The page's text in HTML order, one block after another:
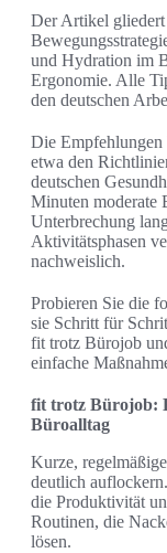
Der Artikel gliedert
und Hydration im
Ergonomie. Alle
den deutschen
Die Empfehlungen
etwa den
deutschen
Minuten moderate
Unterbrechung
Aktivitätsphasen
nachweislich.
Probieren Sie die
sie Schritt für
fit trotz Bürojob
einfache
fit trotz Bürojob:
Büroalltag
Kurze,
deutlich
die Produktivität
Routinen, die
lösen.